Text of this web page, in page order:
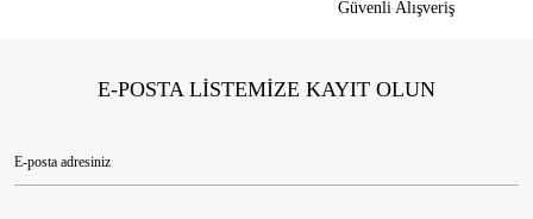
Güvenli Alışveriş
E-POSTA LİSTEMİZE KAYIT OLUN